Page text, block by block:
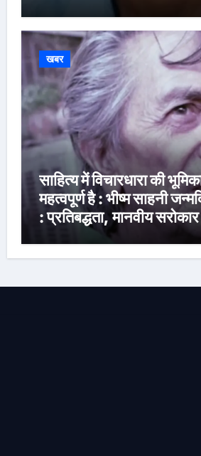
खबर
साहित्य में विचारधारा की
महत्वपूर्ण है : भीष्म साहनी जन्मदिवस पर विशेष
: प्रतिबद्धता, मानवीय
रचनात्मक स्वतंत्रता के